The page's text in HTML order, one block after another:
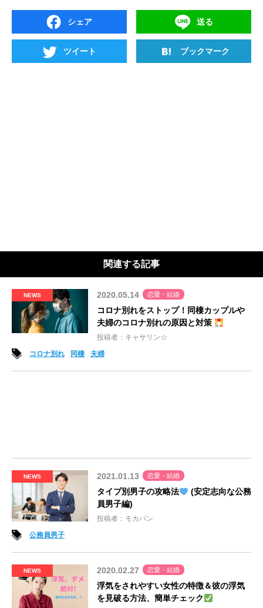
シェア 送る
ツイート ブックマーク
関連する記事
NEWS 2020.05.14 恋愛・結婚
コロナ別れをストップ！同棲カップルや
夫婦のコロナ別れの原因と対策
投稿者：キャサリン☆
コロナ別れ
同棲 夫婦
NEWS 2021.01.13 恋愛・結婚
タイプ別男子の攻略法
(安定志向な公務
員男子編)
投稿者：モカパン
公務員男子
NEWS 2020.02.27 恋愛・結婚
浮気をされやすい女性の特徴＆彼の浮気
を見破る方法、簡単チェック